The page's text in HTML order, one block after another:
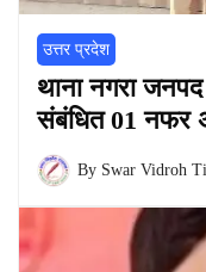
उत्तर प्रदेश
थाना नगरा जनपद
संबंधित 01 नफर
By Swar Vidroh